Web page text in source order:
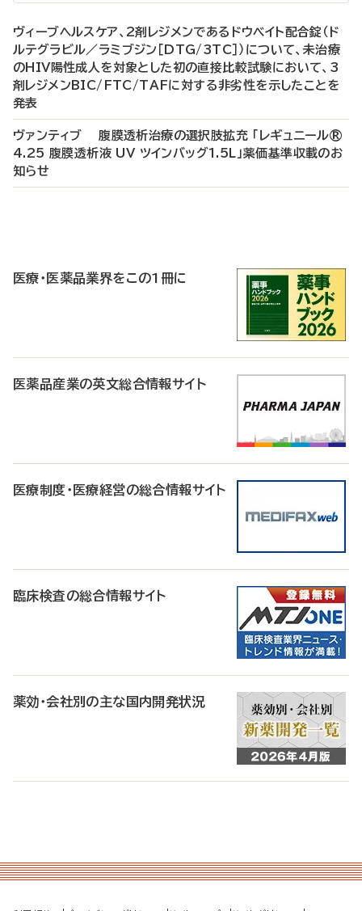
ヴィーブヘルスケア、2剤レジメンであるドウベイト配合錠（ド
ルテグラビル／ラミブジン［DTG/3TC］）について、未治療
のHIV陽性成人を対象とした初の直接比較試験において、3
剤レジメンBIC/FTC/TAFに対する非劣性を示したことを
発表
ヴァンティブ 腹膜透析治療の選択肢拡充 「レギュニール®
4.25 腹膜透析液 UV ツインバッグ1.5L」薬価基準収載のお
知らせ
医療・医薬品業界をこの1冊に
医薬品産業の英文総合情報サイト
医療制度・医療経営の総合情報サイト
臨床検査の総合情報サイト
薬効・会社別の主な国内開発状況